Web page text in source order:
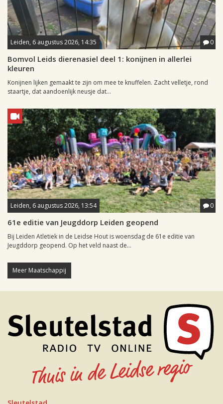
Leiden, 6 augustus 2026, 14:35 0
Bomvol Leids dierenasiel deel 1: konijnen in allerlei
kleuren
Konijnen lijken gemaakt te zijn om mee te knuffelen. Zacht velletje, rond
staartje, dat aandoenlijk neusje dat...
Leiden, 6 augustus 2026, 13:54 0
61e editie van Jeugddorp Leiden geopend
Bij Leiden Atletiek in de Leidse Hout is woensdag de 61e editie van
Jeugddorp geopend. Op het veld naast de...
Meer Maatschappij